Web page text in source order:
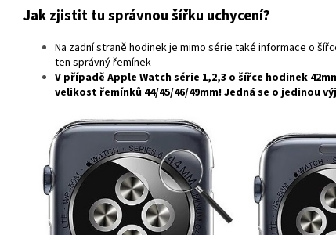
Jak zjistit tu správnou šířku uchycení?
Na zadní straně hodinek je mimo série také informace o
ten správný řemínek
V případě Apple Watch série 1,2,3 o šířce hodinek
velikost řemínků 44/45/46/49mm! Jedná se o jedinou